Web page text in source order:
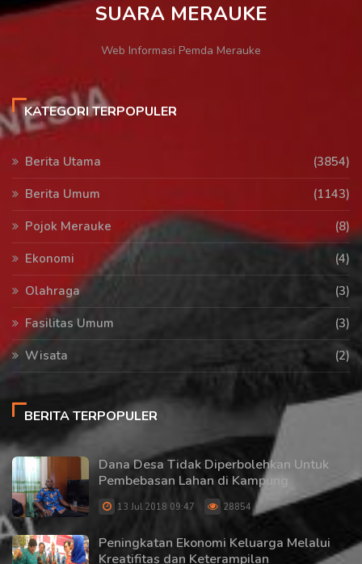
SUARA MERAUKE
Web Informasi Pemda Merauke
KATEGORI TERPOPULER
Berita Utama
(3854)
Berita Umum
(1143)
Pojok Merauke
(8)
Ekonomi
(4)
Olahraga
(3)
Fasilitas Umum
(3)
Wisata
(2)
BERITA TERPOPULER
Dana Desa Tidak Diperbolehkan Untuk
Pembebasan Lahan di Kampung
13 Jul 2018 09:47 28854
Peningkatan Ekonomi Keluarga Melalui
Kreatifitas dan Keterampilan